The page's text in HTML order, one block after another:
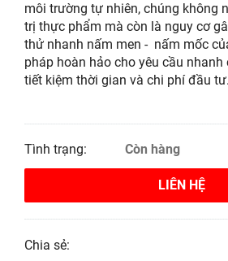
môi trường tự nhiên, chúng không
trị thực phẩm mà còn là nguy cơ
thử nhanh nấm men - nấm mốc
pháp hoàn hảo cho yêu cầu nhanh
tiết kiệm thời gian và chi phí đầu tư.
Tình trạng: Còn hàng
LIÊN HỆ
Chia sẻ: